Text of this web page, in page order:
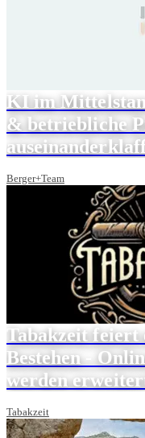
KI im
& betriebliche
Berger+Team
Tabakzeit feiert
Bestehen -
werden
Tabakzeit